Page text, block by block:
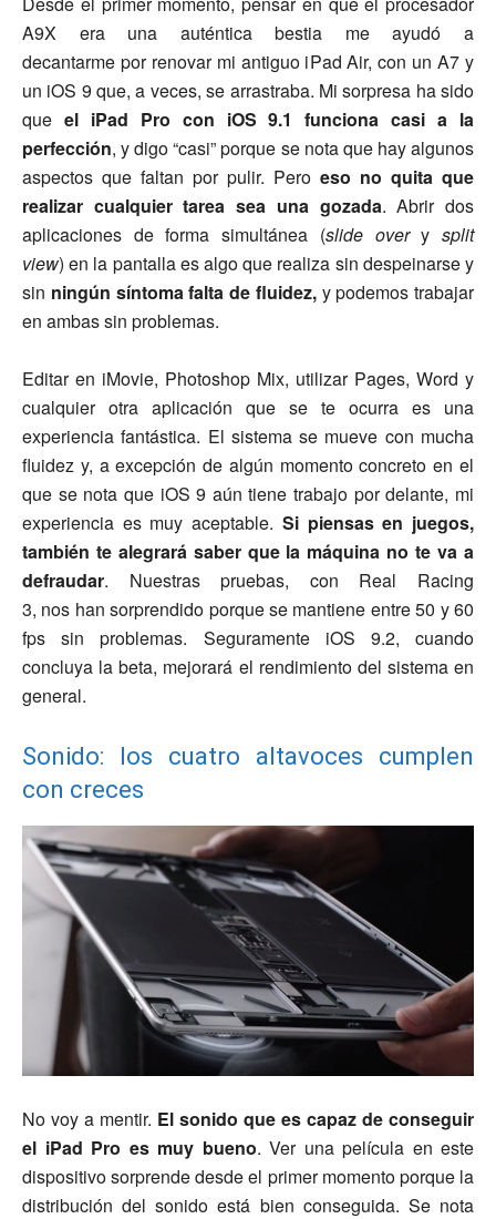
A9X era una auténtica bestia me ayudó a
decantarme por renovar mi antiguo iPad Air, con un A7 y
un iOS 9 que, a veces, se arrastraba. Mi sorpresa ha sido
que el iPad Pro con iOS 9.1 funciona casi a la
perfección, y digo “casi” porque se nota que hay algunos
aspectos que faltan por pulir. Pero eso no quita que
realizar cualquier tarea sea una gozada. Abrir dos
aplicaciones de forma simultánea (slide overysplit
view) en la pantalla es algo que realiza sin despeinarse y
sin ningún síntoma falta de fluidez,y podemos trabajar
en ambas sin problemas.
Editar en iMovie, Photoshop Mix, utilizar Pages, Word y
cualquier otra aplicación que se te ocurra es una
experiencia fantástica. El sistema se mueve con mucha
fluidez y, a excepción de algún momento concreto en el
que se nota que iOS 9 aún tiene trabajo por delante, mi
experiencia es muy aceptable. Si piensas en juegos,
también te alegrará saber que la máquina no te va a
defraudar. Nuestras pruebas, con Real Racing
3, nos han sorprendido porque se mantiene entre 50 y 60
fps sin problemas. Seguramente iOS 9.2, cuando
concluya la beta, mejorará el rendimiento del sistema en
general.
Sonido: los cuatro altavoces cumplen
con creces
No voy a mentir. El sonido que es capaz de conseguir
el iPad Pro es muy bueno. Ver una película en este
dispositivo sorprende desde el primer momento porque la
distribución del sonido está bien conseguida. Se nota